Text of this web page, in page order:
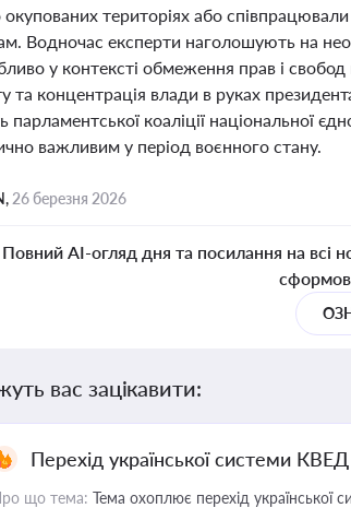
територіях або
Водночас експерти наголошують на
у контексті обмеження прав і свобод
та концентрація влади в руках
парламентської коаліції національної
важливим у період воєнного стану.
26 березня 2026
Повний AI-огляд дня та посилання на всі
вас зацікавити:
Перехід української системи
що тема: Тема охоплює перехід української